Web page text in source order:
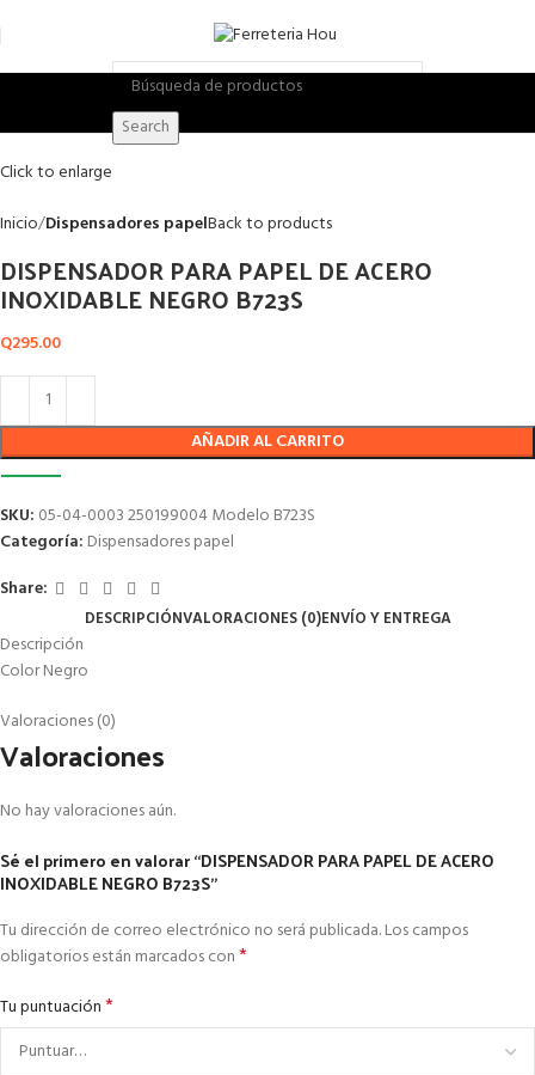
Search
Click to enlarge
Inicio Dispensadores papelBack to products
DISPENSADOR PARA PAPEL DE ACERO
INOXIDABLE NEGRO B723S
Q295.00
AÑADIR AL CARRITO
SKU: 05-04-0003 250199004 Modelo B723S
Categoría: Dispensadores papel
Share:
DESCRIPCIÓNVALORACIONES (0)ENVÍO Y ENTREGA
Descripción
Color Negro
Valoraciones (0)
Valoraciones
No hay valoraciones aún.
Sé el primero en valorar “DISPENSADOR PARA PAPEL DE ACERO
INOXIDABLE NEGRO B723S”
Tu dirección de correo electrónico no será publicada.Los campos
obligatorios están marcados con*
Tu puntuación*